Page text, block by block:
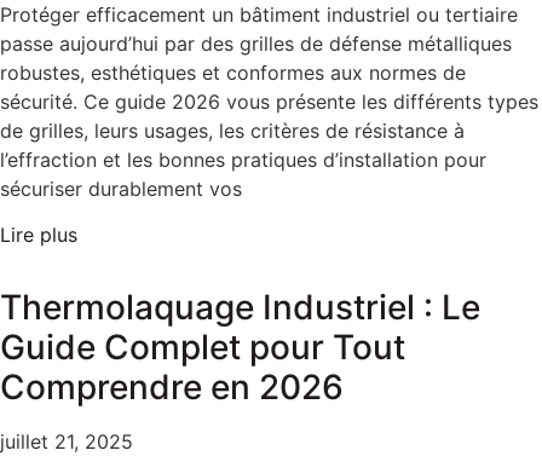
Protéger efficacement un bâtiment industriel ou tertiaire
passe aujourd’hui par des grilles de défense métalliques
robustes, esthétiques et conformes aux normes de
sécurité. Ce guide 2026 vous présente les différents types
de grilles, leurs usages, les critères de résistance à
l’effraction et les bonnes pratiques d’installation pour
sécuriser durablement vos
Lire plus
Thermolaquage Industriel : Le
Guide Complet pour Tout
Comprendre en 2026
juillet 21, 2025